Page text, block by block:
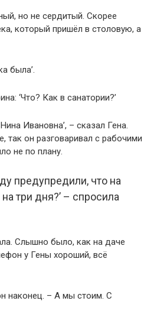
но не сердитый. Скорее
который пришёл в столовую, а
была’.
‘Что? Как в санатории?’
Ивановна’, – сказал Гена.
так он разговаривал с рабочими
не по плану.
предупредили, что на
три дня?’ – спросила
Слышно было, как на даче
у Гены хороший, всё
наконец. – А мы стоим. С